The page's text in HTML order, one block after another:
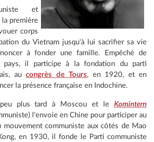
et
première
corps
du Vietnam jusqu'à lui sacrifier sa vie
à fonder une famille. Empêché de
pays, il participe à la fondation du parti
aucongrès de Tours, en 1920, et en
la présence française en Indochine.
plus tard à Moscou et le Komintern
l'envoie en Chine pour participer au
mouvement communiste aux côtés de Mao
en 1930, il fonde le Parti communiste